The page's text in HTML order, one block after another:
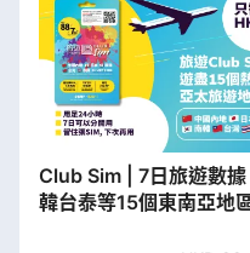
Club Sim | 7日旅遊數據
韓台泰等15個東南亞地